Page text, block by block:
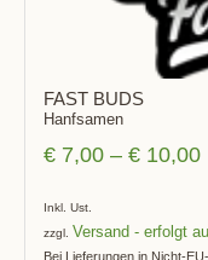
FAST BUDS
Hanfsamen
€ 7,00 –€ 10,00
Inkl. Ust.
zzgl. Versand
Bei Lieferungen in Nicht-